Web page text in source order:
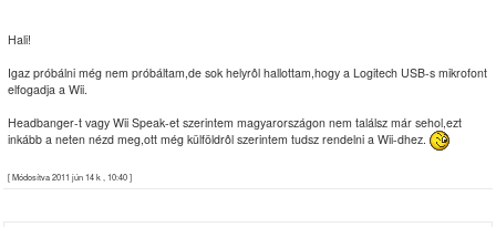
Hali!
Igaz próbálni még nem próbáltam,de sok helyrôl hallottam,hogy a Logitech USB-s mikrofont
elfogadja a Wii.
Headbanger-t vagy Wii Speak-et szerintem magyarországon nem találsz már sehol,ezt
inkább a neten nézd meg,ott még külföldrôl szerintem tudsz rendelni a Wii-dhez.
[ Módosítva 2011 jún 14 k , 10:40 ]